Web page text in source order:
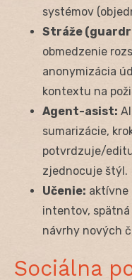
systémov
Stráže
obmedzenie
anonymizácia
kontextu na
Agent-asist:
sumarizácie,
potvrdzuje/
zjednocuje štýl.
Učenie: aktívne
intentov,
návrhy nových
Sociálna